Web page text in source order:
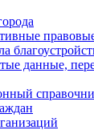
данные,